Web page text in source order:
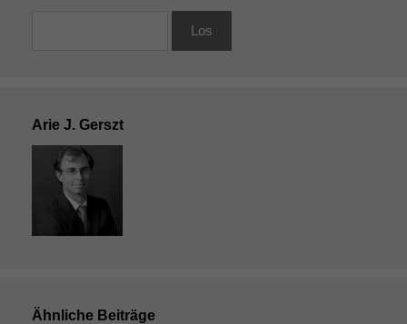
Arie J. Gerszt
Ähnliche Beiträge